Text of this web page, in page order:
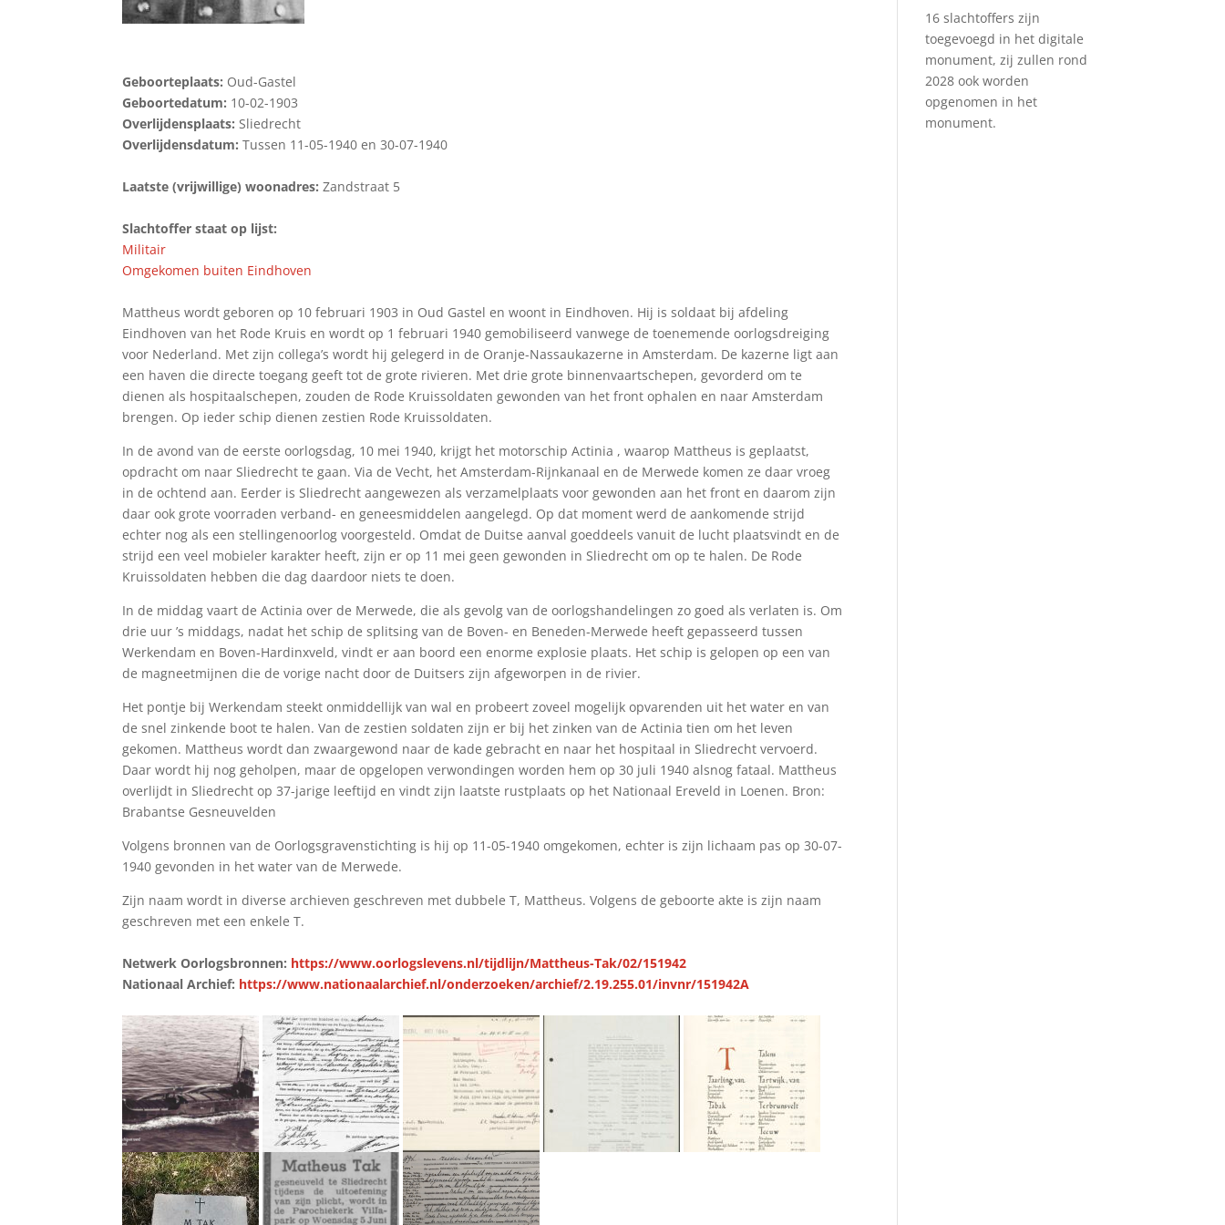
Geboorteplaats: Oud-Gastel
Geboortedatum: 10-02-1903
Overlijdensplaats:Sliedrecht
Overlijdensdatum:Tussen 11-05-1940 en 30-07-1940
Laatste (vrijwillige) woonadres:Zandstraat 5
Slachtoffer staat op lijst:
Militair
Omgekomen buiten Eindhoven
Mattheus wordt geboren op 10 februari 1903 in Oud Gastel en woont in Eindhoven. Hij is soldaat bij afdeling
Eindhoven van het Rode Kruis en wordt op 1 februari 1940 gemobiliseerd vanwege de toenemende oorlogsdreiging
voor Nederland. Met zijn collega’s wordt hij gelegerd in de Oranje-Nassaukazerne in Amsterdam. De kazerne ligt aan
een haven die directe toegang geeft tot de grote rivieren. Met drie grote binnenvaartschepen, gevorderd om te
dienen als hospitaalschepen, zouden de Rode Kruissoldaten gewonden van het front ophalen en naar Amsterdam
brengen. Op ieder schip dienen zestien Rode Kruissoldaten.
In de avond van de eerste oorlogsdag, 10 mei 1940, krijgt het motorschip Actinia , waarop Mattheus is geplaatst,
opdracht om naar Sliedrecht te gaan. Via de Vecht, het Amsterdam-Rijnkanaal en de Merwede komen ze daar vroeg
in de ochtend aan. Eerder is Sliedrecht aangewezen als verzamelplaats voor gewonden aan het front en daarom zijn
daar ook grote voorraden verband- en geneesmiddelen aangelegd. Op dat moment werd de aankomende strijd
echter nog als een stellingenoorlog voorgesteld. Omdat de Duitse aanval goeddeels vanuit de lucht plaatsvindt en de
strijd een veel mobieler karakter heeft, zijn er op 11 mei geen gewonden in Sliedrecht om op te halen. De Rode
Kruissoldaten hebben die dag daardoor niets te doen.
In de middag vaart de Actinia over de Merwede, die als gevolg van de oorlogshandelingen zo goed als verlaten is. Om
drie uur ’s middags, nadat het schip de splitsing van de Boven- en Beneden-Merwede heeft gepasseerd tussen
Werkendam en Boven-Hardinxveld, vindt er aan boord een enorme explosie plaats. Het schip is gelopen op een van
de magneetmijnen die de vorige nacht door de Duitsers zijn afgeworpen in de rivier.
Het pontje bij Werkendam steekt onmiddellijk van wal en probeert zoveel mogelijk opvarenden uit het water en van
de snel zinkende boot te halen. Van de zestien soldaten zijn er bij het zinken van de Actinia tien om het leven
gekomen. Mattheus wordt dan zwaargewond naar de kade gebracht en naar het hospitaal in Sliedrecht vervoerd.
Daar wordt hij nog geholpen, maar de opgelopen verwondingen worden hem op 30 juli 1940 alsnog fataal. Mattheus
overlijdt in Sliedrecht op 37-jarige leeftijd en vindt zijn laatste rustplaats op het Nationaal Ereveld in Loenen. Bron:
Brabantse Gesneuvelden
Volgens bronnen van de Oorlogsgravenstichting is hij op 11-05-1940 omgekomen, echter is zijn lichaam pas op 30-07-
1940 gevonden in het water van de Merwede.
Zijn naam wordt in diverse archieven geschreven met dubbele T, Mattheus. Volgens de geboorte akte is zijn naam
geschreven met een enkele T.
Netwerk Oorlogsbronnen: https://www.oorlogslevens.nl/tijdlijn/Mattheus-Tak/02/151942
Nationaal Archief: https://www.nationaalarchief.nl/onderzoeken/archief/2.19.255.01/invnr/151942A
16 slachtoffers zijn
toegevoegd in het digitale
monument, zij zullen rond
2028 ook worden
opgenomen in het
monument.